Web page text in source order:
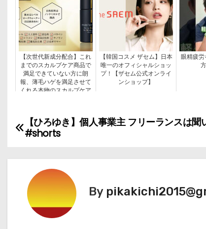
【次世代新成分配合】これ
までのスカルプケア商品で
満足できていない方に朗
報、薄毛ハゲを満足させて
くれる本物のスカルプケア
【韓国コスメ ザセム】日本
唯一のオフィシャルショッ
プ！【ザセム公式オンライ
ンショップ】
眼精疲
投
ビ
ゲ
【ひろゆき】個人事業主 フリーランスは聞
#shorts
By